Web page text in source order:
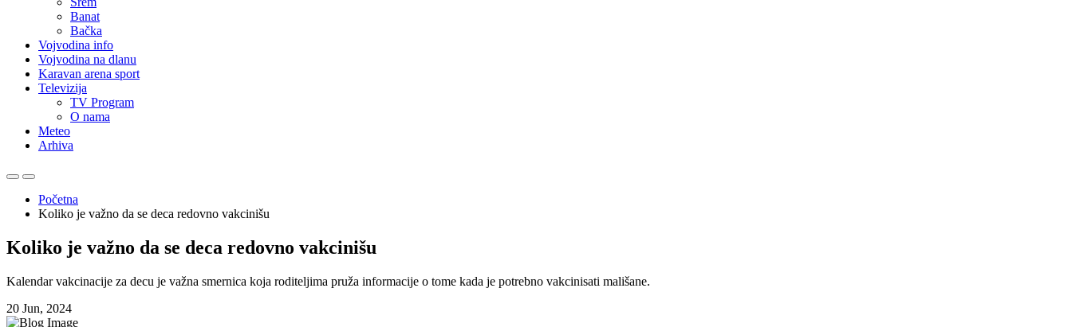
Banat
Bačka
Vojvodina info
Vojvodina na dlanu
Karavan arena sport
Televizija
TV Program
O nama
Meteo
Arhiva
Početna
Koliko je važno da se deca redovno vakcinišu
Koliko je važno da se deca redovno vakcinišu
Kalendar vakcinacije za decu je važna smernica koja roditeljima pruža informacije o tome kada je potrebno vakcinisati mališane.
20 Jun, 2024